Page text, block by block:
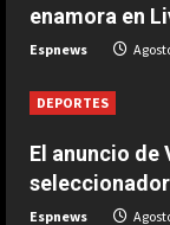
enamora en
Espnews
DEPORTES
El anuncio de
Espnews